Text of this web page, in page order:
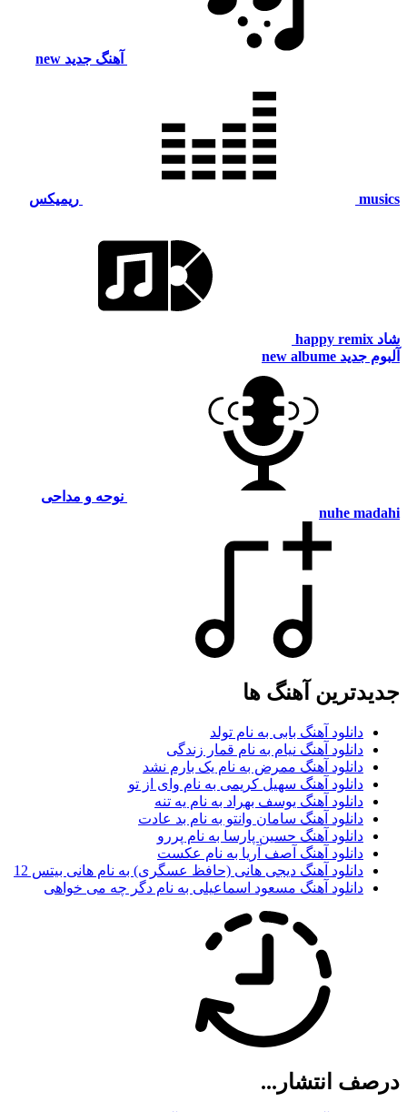
آهنگ جدید new
musics ریمیکس
شاد happy remix
آلبوم جدید new albume
نوحه و مداحی
nuhe madahi
جدیدترین آهنگ ها
دانلود آهنگ بابی به نام تولد
دانلود آهنگ نیام به نام قمار زندگی
دانلود آهنگ ممرض به نام یک بارم نشد
دانلود آهنگ سهیل کریمی به نام وای از تو
دانلود آهنگ یوسف بهراد به نام یه تنه
دانلود آهنگ سامان وانتو به نام بد عادت
دانلود آهنگ حسین پارسا به نام پررو
دانلود آهنگ آصف آریا به نام عکست
دانلود آهنگ دیجی هانی (حافظ عسگری) به نام هانی بیتس 12
دانلود آهنگ مسعود اسماعیلی به نام دگر چه می خواهی
درصف انتشار...